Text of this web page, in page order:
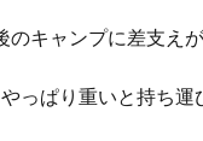
キャンプに差支え
やっぱり重いと持ち運